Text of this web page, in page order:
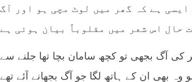
ہے کہ گھر میں لوٹ مچی ہو اور آگ
کی آگ بجھی تو کچھ سامان بچا تھا جلنے سے
وہ بھی ان کے ہاتھ لگا جو آگ بجھانے آئے تھے